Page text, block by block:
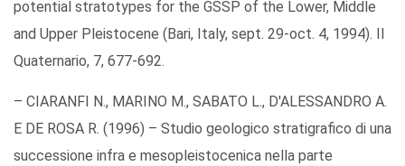
potential stratotypes for the GSSP of the Lower, Middle
and Upper Pleistocene (Bari, Italy, sept. 29-oct. 4, 1994). Il
Quaternario, 7, 677-692.
– CIARANFI N., MARINO M., SABATO L., D'ALESSANDRO A.
E DE ROSA R. (1996) – Studio geologico stratigrafico di una
successione infra e mesopleistocenica nella parte